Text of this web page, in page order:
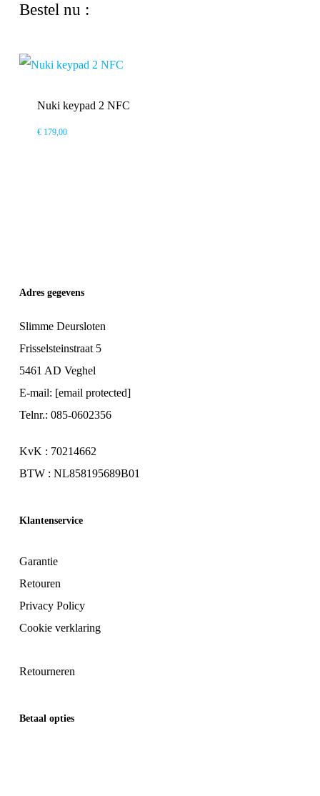
Bestel nu :
Nuki keypad 2 NFC
€179,00
Adres gegevens
Slimme Deursloten
Frisselsteinstraat 5
5461 AD Veghel
E-mail: [email protected]
Telnr.: 085-0602356
KvK : 70214662
BTW : NL858195689B01
Klantenservice
Garantie
Retouren
Privacy Policy
Cookie verklaring
Retourneren
Betaal opties